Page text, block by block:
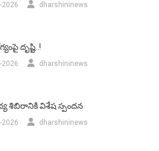
2026 dharshininews
దృష్టి..!
2026 dharshininews
శిబిరానికి విశేష స్పందన
2026 dharshininews